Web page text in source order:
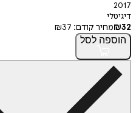
2017
דיגיטלי
₪32 מחיר קודם: ₪37
הוספה לסל